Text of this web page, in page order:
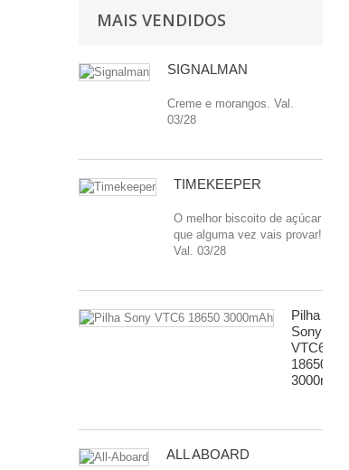
MAIS VENDIDOS
SIGNALMAN
Creme e morangos. Val.
03/28
TIMEKEEPER
O melhor biscoito de açúcar
que alguma vez vais provar!
Val. 03/28
Pilha
Sony
VTC6
18650
3000mAh
ALL ABOARD